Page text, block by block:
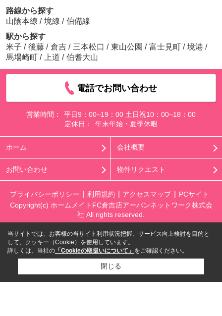
路線から探す
山陰本線 / 境線 / 伯備線
駅から探す
米子 / 後藤 / 倉吉 / 三本松口 / 東山公園 / 富士見町 / 境港 /
馬場崎町 / 上道 / 伯耆大山
電話でお問い合わせ
営業時間：
平日9：00~19：00 土日祝10：00~18：00
定休日：
年末年始・夏季休暇
ホーム 会社概要
お問い合わせ 物件リクエスト
プライバシーポリシー 利用規約 アクセスマップ
PCサイト
Copyright(c) ホームメイトFC倉吉店アーバンネットワーク株式会
社 All rights reserved.
当サイトでは、お客様の当サイト利用状況把握、サービス向上検討を目的と
して、クッキー（Cookie）を使用しています。
詳しくは、当社の 「Cookieの取扱いについて」 をご確認ください。
閉じる